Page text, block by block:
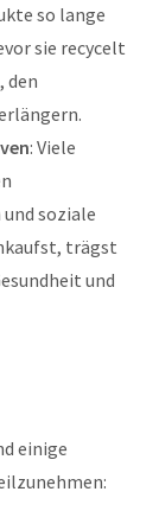
so lange
sie recycelt
den
: Viele
soziale
trägst
und
einige